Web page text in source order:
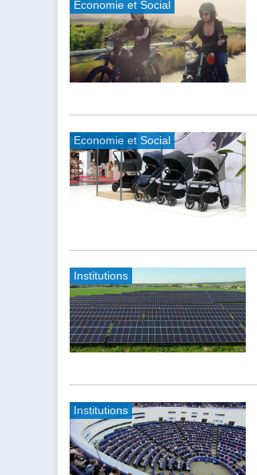
Economie et Social
Economie et Social
Institutions
Institutions